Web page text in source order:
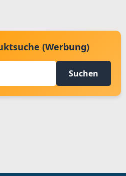
(Werbung)
Suchen